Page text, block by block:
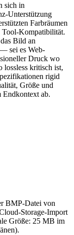
sich in
Unterstützung
Farbräumen
Kompatibilität.
Bild an
sei es Web-
Druck wo
kritisch ist,
rigid
Größe und
ab.
BMP-Datei von
Storage-Import
Größe: 25 MB im